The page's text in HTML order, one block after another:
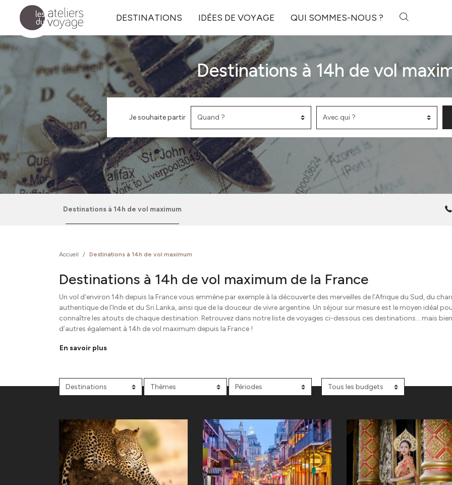
Aller au contenu principal
DESTINATIONS IDÉES DE VOYAGE QUI SOMMES-NOUS ?
Destinations à 14h de vol
Je souhaite partir
Destinations à 14h de vol maximum
Accueil / Destinations à 14h de vol maximum
Destinations à 14h de vol maximum de la France
Un vol d’environ 14h depuis la France vous emmène par exemple à la découverte des merveilles de l’Afrique du Sud, du
authentique de l’Inde et du Sri Lanka, ainsi que de la douceur de vivre argentine. Un séjour sur mesure est le moyen idéal
connaître les atouts de chaque destination. Retrouvez dans notre liste de voyages ci-dessous ces destinations… mais bien
d’autres également à 14h de vol maximum depuis la France !
En savoir plus